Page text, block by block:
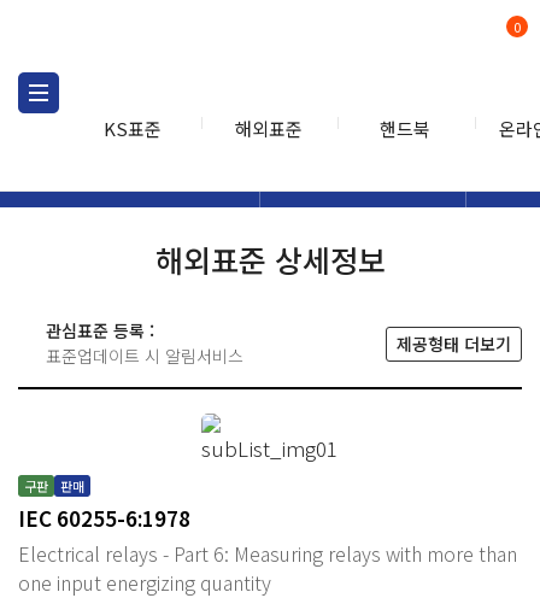
KS표준 해외표준 핸드북 온라
0
해외표준 상세정보
관심표준 등록 :
표준업데이트 시 알림서비스
제공형태 더보기
구판 판매
IEC 60255-6:1978
Electrical relays - Part 6: Measuring relays with more than
one input energizing quantity